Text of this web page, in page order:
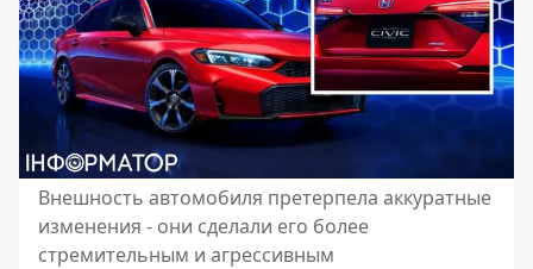
Внешность автомобиля претерпела аккуратные
изменения - они сделали его более
стремительным и агрессивным